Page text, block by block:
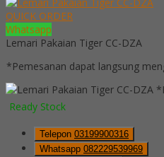
QUICK ORDER
Whatsapp
Lemari Pakaian Tiger CC-DZA
*Pemesanan dapat langsung
Ready Stock
Telepon 03199900316
Whatsapp 082229539969